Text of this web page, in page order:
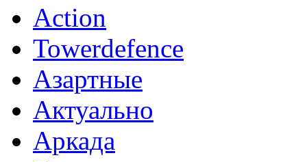
Action
Towerdefence
Азартные
Актуально
Аркада